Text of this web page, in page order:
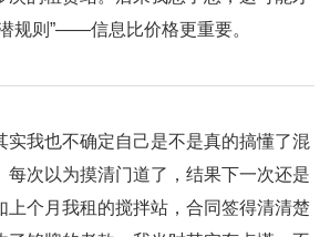
规则”——信息比价格更重要。
实我也不确定自己是不是真的搞懂了混
每次以为摸清门道了，结果下一次还是
上个月我租的搅拌站，合同签得清清楚